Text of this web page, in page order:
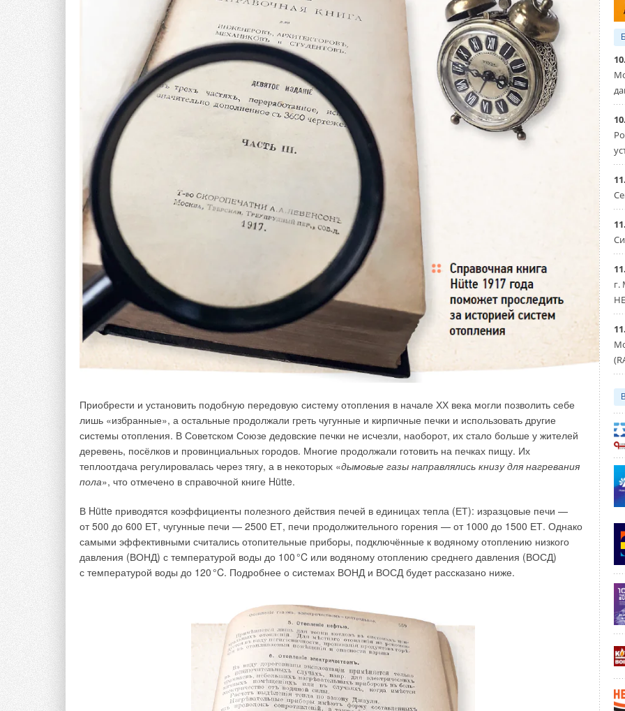
Приобрести и установить подобную передовую систему отопления в начале ХХ века могли позволить себе
лишь «избранные», а остальные продолжали греть чугунные и кирпичные печки и использовать другие
системы отопления. В Советском Союзе дедовские печки не исчезли, наоборот, их стало больше у жителей
деревень, посёлков и провинциальных городов. Многие продолжали готовить на печках пищу. Их
теплоотдача регулировалась через тягу, а в некоторых «дымовые газы направлялись книзу для нагревания
пола», что отмечено в справочной книге Hütte.
В Hütte приводятся коэффициенты полезного действия печей в единицах тепла (ЕТ): изразцовые печи —
от 500 до 600 ЕТ, чугунные печи — 2500 ЕТ, печи продолжительного горения — от 1000 до 1500 ЕТ. Однако
самыми эффективными считались отопительные приборы, подключённые к водяному отоплению низкого
давления (ВОНД) с температурой воды до 100°C или водяному отоплению среднего давления (ВОСД)
с температурой воды до 120°C. Подробнее о системах ВОНД и ВОСД будет рассказано ниже.
г.
С отказом большинства производителей от производства чугунных котлов спрос на традиционные решения
систем теплоснабжения на российском рынке не упал. Замещение оборудования на конденсационные
котлы не всегда является приемлемым. В этом случае хорошей альтернативой может послужить котельное
Простота в монтаже и надёжность в использовании этих моделей позволяет снизить затраты по сравнению
с установкой конденсационной техники.
Универсальность конструкции обеспечивает высокую взаимозаменяемость запасных частей во всей линейке
котлов серии Evolution, а их наличие на складах представительства и партнёров даёт гарантию комфортного
Читайте по теме: → Бархатная реновация
ЖУРНАЛ СОК ДЕКАБРЬ 2021
→ Локальное потепление
ЖУРНАЛ СОК НОЯБРЬ 2021
→ Пять гаджетов для тихого дома
ЖУРНАЛ СОК ИЮЛЬ 2020
→ Пять лайфхаков для экономии горячей воды
ЖУРНАЛ СОК МАЙ 2020